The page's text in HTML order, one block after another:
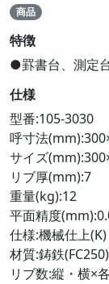
商品
特徴
●罫書台、測定
仕様
型番:105-3030
呼寸法
サイズ
リブ厚(mm):7
重量(kg):12
平面精度
仕様:機械仕上(K)
材質:鋳鉄(FC250)
リブ数:縦・横×